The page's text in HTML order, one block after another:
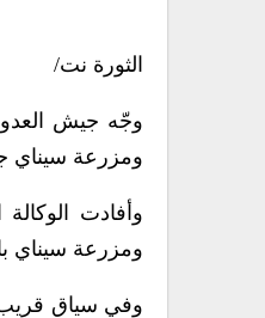
الثورة نت/
وجّه جيش العدو
ومزرعة سيناي
وأفادت
ومزرعة سيناي
وفي سياق قريب